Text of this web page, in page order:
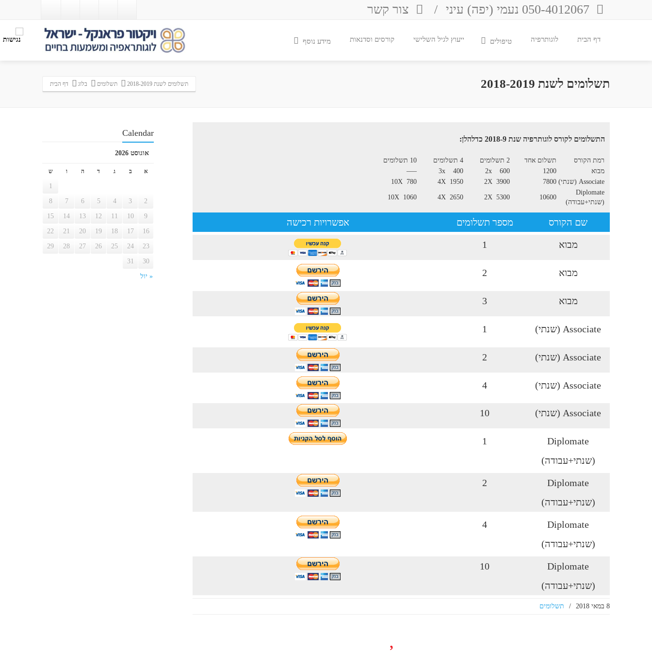
/ צור קשר
דף הבית לוגותרפיה טיפולים ייעוץ לגיל השלישי קורסים וסדנאות מידע נוסף
תשלומים לשנת 2018-2019 תשלומים לשנת 2018-2019 תשלומים בלוג דף הבית
התשלומים לקורס לוגותרפיה שנת 2018-9 כדלהלן:
רמת הקורס תשלום אחד 2 תשלומים 4 תשלומים
10 תשלומים
מבוא
1200
2x 600
3x 400
—–
Associate (שנתי)
7800
2X 3900
4X 1950
10X 780
Diplomate
(שנתי+עבודה)
10600
2X 5300
4X 2650
10X 1060
שם הקורס מספר תשלומים אפשרויות רכישה
מבוא 1
מבוא 2
מבוא 3
Associate (שנתי) 1
Associate (שנתי) 2
Associate (שנתי) 4
Associate (שנתי) 10
Diplomate
(שנתי+עבודה)
1
Diplomate
(שנתי+עבודה)
2
Diplomate
(שנתי+עבודה)
4
Diplomate
(שנתי+עבודה)
10
8 במאי 2018 / תשלומים
Calendar
אוגוסט 2026
א ב ג ד ה ו ש
« יול
1
2
3
4
5
6
7
8
9
10
11
12
13
14
15
16
17
18
19
20
21
22
23
24
25
26
27
28
29
30
31